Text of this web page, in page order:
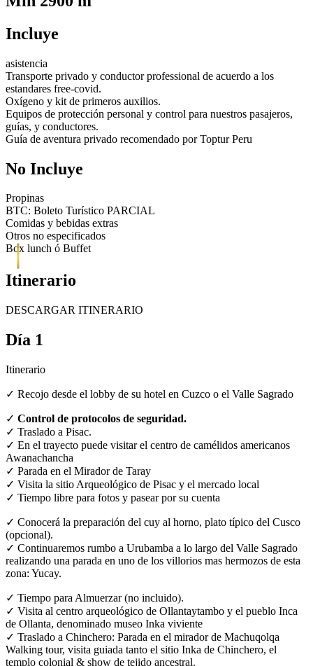
Incluye
asistencia
Transporte privado y conductor professional de acuerdo a los
estandares free-covid.
Oxígeno y kit de primeros auxilios.
Equipos de protección personal y control para nuestros pasajeros,
guías, y conductores.
Guía de aventura privado recomendado por Toptur Peru
No Incluye
Propinas
BTC: Boleto Turístico PARCIAL
Comidas y bebidas extras
Otros no especificados
Box lunch ó Buffet
Itinerario
DESCARGAR ITINERARIO
Día 1
Itinerario
✓ Recojo desde el lobby de su hotel en Cuzco o el Valle Sagrado
✓ Control de protocolos de seguridad.
✓ Traslado a Pisac.
✓ En el trayecto puede visitar el centro de camélidos americanos
Awanachancha
✓ Parada en el Mirador de Taray
✓ Visita la sitio Arqueológico de Pisac y el mercado local
✓ Tiempo libre para fotos y pasear por su cuenta
✓ Conocerá la preparación del cuy al horno, plato típico del Cusco
(opcional).
✓ Continuaremos rumbo a Urubamba a lo largo del Valle Sagrado
realizando una parada en uno de los villorios mas hermozos de esta
zona: Yucay.
✓ Tiempo para Almuerzar (no incluido).
✓ Visita al centro arqueológico de Ollantaytambo y el pueblo Inca
de Ollanta, denominado museo Inka viviente
✓ Traslado a Chinchero: Parada en el mirador de Machuqolqa
Walking tour, visita guiada tanto el sitio Inka de Chinchero, el
templo colonial & show de tejido ancestral.